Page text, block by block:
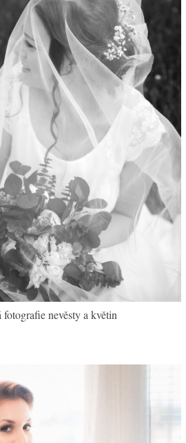
fotografie nevěsty a květin